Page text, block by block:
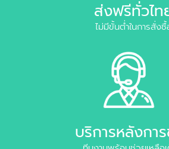
ส่งฟรีทั่วไท
ไม่มีขั้นต่ำในการสั่ง
บริการหลังกา